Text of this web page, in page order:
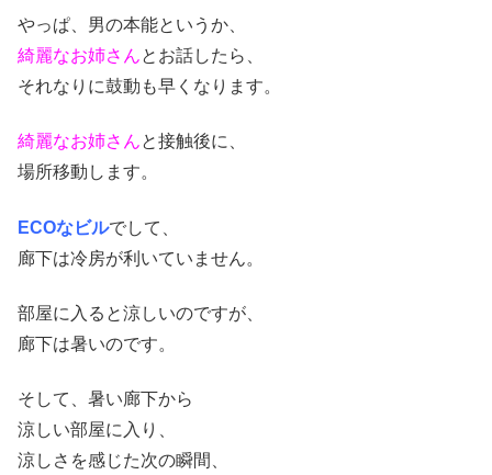
やっぱ、男の本能というか、
綺麗なお姉さんとお話したら、
それなりに鼓動も早くなります。
綺麗なお姉さんと接触後に、
場所移動します。
ECOなビルでして、
廊下は冷房が利いていません。
部屋に入ると涼しいのですが、
廊下は暑いのです。
そして、暑い廊下から
涼しい部屋に入り、
涼しさを感じた次の瞬間、